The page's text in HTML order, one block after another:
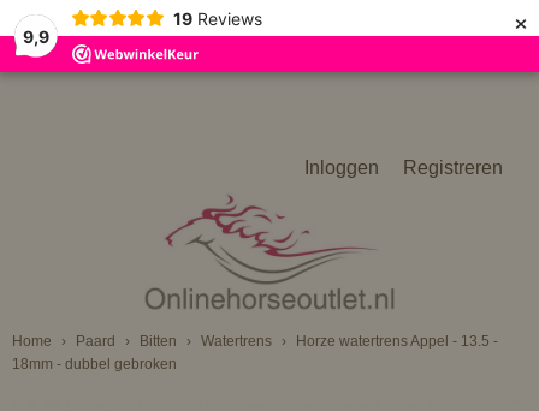
9,9
19 Reviews ×
Inloggen Registreren
Home › Paard › Bitten › Watertrens ›
Horze watertrens Appel - 13.5 -
18mm - dubbel gebroken